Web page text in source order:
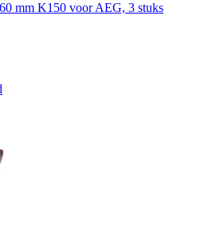
mm K150 voor AEG, 3 stuks